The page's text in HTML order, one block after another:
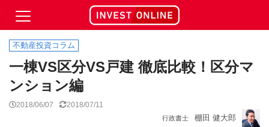
不動産投資コラム
一棟VS区分VS戸建 徹底比較！区分マ
ンション編
2018/06/07 2018/07/11
行政書士 棚田 健大郎